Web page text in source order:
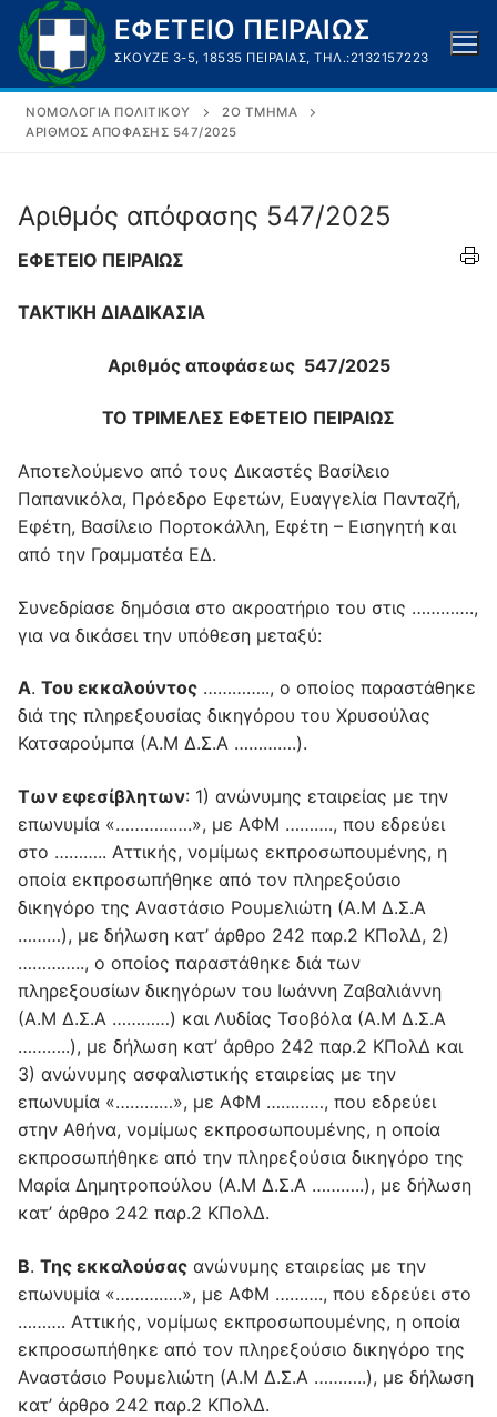
Μετάβαση
στο
περιεχόμενο
ΕΦΕΤΕΙΟ ΠΕΙΡΑΙΩΣ
ΣΚΟΥΖΈ 3-5, 18535 ΠΕΙΡΑΙΆΣ, ΤΗΛ.:2132157223
ΝΟΜΟΛΟΓΊΑ ΠΟΛΙΤΙΚΟΎ
2Ο ΤΜΉΜΑ
ΑΡΙΘΜΌΣ ΑΠΌΦΑΣΗΣ 547/2025
Αριθμός απόφασης 547/2025
ΕΦΕΤΕΙΟ ΠΕΙΡΑΙΩΣ
ΤΑΚΤΙΚΗ ΔΙΑΔΙΚΑΣΙΑ
Αριθμός αποφάσεως 547/2025
ΤΟ ΤΡΙΜΕΛΕΣ ΕΦΕΤΕΙΟ ΠΕΙΡΑΙΩΣ
Αποτελούμενο από τους Δικαστές Βασίλειο
Παπανικόλα, Πρόεδρο Εφετών, Ευαγγελία Πανταζή,
Εφέτη, Βασίλειο Πορτοκάλλη, Εφέτη – Εισηγητή και
από την Γραμματέα EΔ.
Συνεδρίασε δημόσια στο ακροατήριο του στις ………….,
για να δικάσει την υπόθεση μεταξύ:
Α. Του εκκαλούντος ………….., ο οποίος παραστάθηκε
διά της πληρεξουσίας δικηγόρου του Χρυσούλας
Κατσαρούμπα (Α.Μ Δ.Σ.Α ………….).
Των εφεσίβλητων: 1) ανώνυμης εταιρείας με την
επωνυμία «…………….», με ΑΦΜ ………., που εδρεύει
στο ……….. Αττικής, νομίμως εκπροσωπουμένης, η
οποία εκπροσωπήθηκε από τον πληρεξούσιο
δικηγόρο της Αναστάσιο Ρουμελιώτη (Α.Μ Δ.Σ.Α
………), με δήλωση κατ’ άρθρο 242 παρ.2 ΚΠολΔ, 2)
………….., ο οποίος παραστάθηκε διά των
πληρεξουσίων δικηγόρων του Ιωάννη Ζαβαλιάννη
(Α.Μ Δ.Σ.Α …………) και Λυδίας Τσοβόλα (Α.Μ Δ.Σ.Α
………..), με δήλωση κατ’ άρθρο 242 παρ.2 ΚΠολΔ και
3) ανώνυμης ασφαλιστικής εταιρείας με την
επωνυμία «…………», με ΑΦΜ …………, που εδρεύει
στην Αθήνα, νομίμως εκπροσωπουμένης, η οποία
εκπροσωπήθηκε από την πληρεξούσια δικηγόρο της
Μαρία Δημητροπούλου (Α.Μ Δ.Σ.Α ………..), με δήλωση
κατ’ άρθρο 242 παρ.2 ΚΠολΔ.
Β. Της εκκαλούσας ανώνυμης εταιρείας με την
επωνυμία «…………..», με ΑΦΜ ………., που εδρεύει στο
………. Αττικής, νομίμως εκπροσωπουμένης, η οποία
εκπροσωπήθηκε από τον πληρεξούσιο δικηγόρο της
Αναστάσιο Ρουμελιώτη (Α.Μ Δ.Σ.Α ………..), με δήλωση
κατ’ άρθρο 242 παρ.2 ΚΠολΔ.